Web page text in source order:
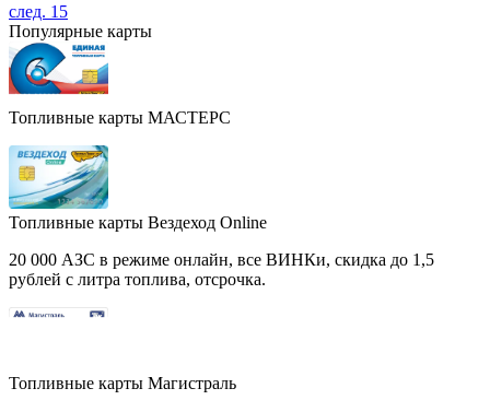
след. 15
Популярные карты
Топливные карты МАСТЕРС
Топливные карты Вездеход Online
20 000 АЗС в режиме онлайн, все ВИНКи, скидка до 1,5
рублей с литра топлива, отсрочка.
Топливные карты Магистраль